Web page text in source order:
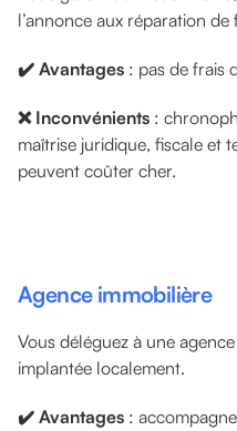
l’annonce aux réparation de
✔️ Avantages : pas de frais
❌ Inconvénients :
maîtrise juridique, fiscale et
peuvent coûter cher.
Agence immobilière
Vous déléguez à une
implantée localement.
✔️ Avantages :